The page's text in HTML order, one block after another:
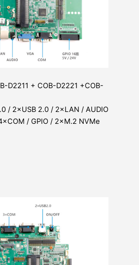
D2211 + COB-D2221 +COB-
/ 2×USB 2.0 / 2×LAN / AUDIO
/ GPIO / 2×M.2 NVMe